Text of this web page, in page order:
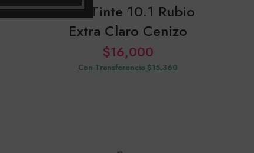
kuul Tinte 10.1 Rubio
Extra Claro Cenizo
$16,000
Con Transferencia $15,360